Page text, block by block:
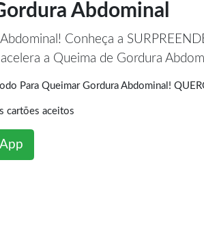
Abdominal
Conheça a
a Queima de Gordura
Para Queimar Gordura Abdominal!
cartões aceitos